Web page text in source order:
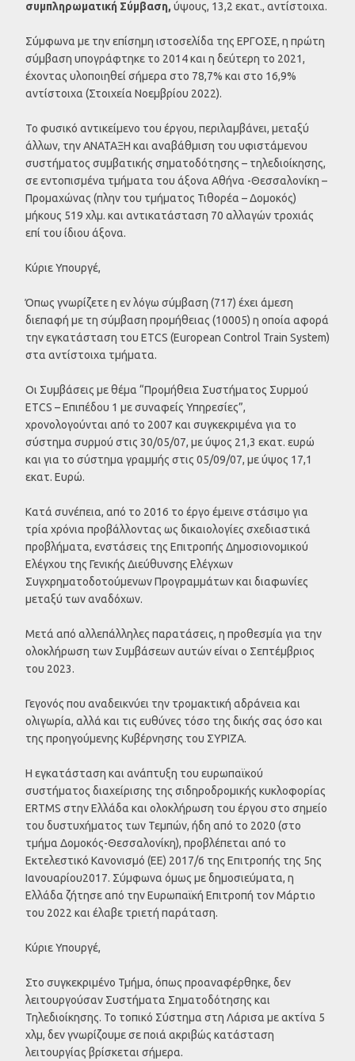
συμπληρωματική Σύμβαση, ύψους, 13,2 εκατ., αντίστοιχα.
Σύμφωνα με την επίσημη ιστοσελίδα της ΕΡΓΟΣΕ, η πρώτη
σύμβαση υπογράφτηκε το 2014 και η δεύτερη το 2021,
έχοντας υλοποιηθεί σήμερα στο 78,7% και στο 16,9%
αντίστοιχα (Στοιχεία Νοεμβρίου 2022).
Το φυσικό αντικείμενο του έργου, περιλαμβάνει, μεταξύ
άλλων, την ΑΝΑΤΑΞΗ και αναβάθμιση του υφιστάμενου
συστήματος συμβατικής σηματοδότησης – τηλεδιοίκησης,
σε εντοπισμένα τμήματα του άξονα Αθήνα -Θεσσαλονίκη –
Προμαχώνας (πλην του τμήματος Τιθορέα – Δομοκός)
μήκους 519 χλμ. και αντικατάσταση 70 αλλαγών τροχιάς
επί του ίδιου άξονα.
Κύριε Υπουργέ,
Όπως γνωρίζετε η εν λόγω σύμβαση (717) έχει άμεση
διεπαφή με τη σύμβαση προμήθειας (10005) η οποία αφορά
την εγκατάσταση του ETCS (European Control Train System)
στα αντίστοιχα τμήματα.
Οι Συμβάσεις με θέμα “Προμήθεια Συστήματος Συρμού
ETCS – Επιπέδου 1 με συναφείς Υπηρεσίες”,
χρονολογούνται από το 2007 και συγκεκριμένα για το
σύστημα συρμού στις 30/05/07, με ύψος 21,3 εκατ. ευρώ
και για το σύστημα γραμμής στις 05/09/07, με ύψος 17,1
εκατ. Ευρώ.
Κατά συνέπεια, από το 2016 το έργο έμεινε στάσιμο για
τρία χρόνια προβάλλοντας ως δικαιολογίες σχεδιαστικά
προβλήματα, ενστάσεις της Επιτροπής Δημοσιονομικού
Ελέγχου της Γενικής Διεύθυνσης Ελέγχων
Συγχρηματοδοτούμενων Προγραμμάτων και διαφωνίες
μεταξύ των αναδόχων.
Μετά από αλλεπάλληλες παρατάσεις, η προθεσμία για την
ολοκλήρωση των Συμβάσεων αυτών είναι ο Σεπτέμβριος
του 2023.
Γεγονός που αναδεικνύει την τρομακτική αδράνεια και
ολιγωρία, αλλά και τις ευθύνες τόσο της δικής σας όσο και
της προηγούμενης Κυβέρνησης του ΣΥΡΙΖΑ.
Η εγκατάσταση και ανάπτυξη του ευρωπαϊκού
συστήματος διαχείρισης της σιδηροδρομικής κυκλοφορίας
ERTMS στην Ελλάδα και ολοκλήρωση του έργου στο σημείο
του δυστυχήματος των Τεμπών, ήδη από το 2020 (στο
τμήμα Δομοκός-Θεσσαλονίκη), προβλέπεται από το
Εκτελεστικό Κανονισμό (ΕΕ) 2017/6 της Επιτροπής της 5ης
Ιανουαρίου2017. Σύμφωνα όμως με δημοσιεύματα, η
Ελλάδα ζήτησε από την Ευρωπαϊκή Επιτροπή τον Μάρτιο
του 2022 και έλαβε τριετή παράταση.
Κύριε Υπουργέ,
Στο συγκεκριμένο Τμήμα, όπως προαναφέρθηκε, δεν
λειτουργούσαν Συστήματα Σηματοδότησης και
Τηλεδιοίκησης. Το τοπικό Σύστημα στη Λάρισα με ακτίνα 5
χλμ, δεν γνωρίζουμε σε ποιά ακριβώς κατάσταση
λειτουργίας βρίσκεται σήμερα.